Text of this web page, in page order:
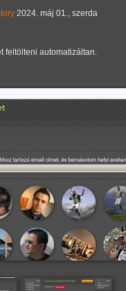
2024. máj 01., szerda
feltölteni automatizáltan.